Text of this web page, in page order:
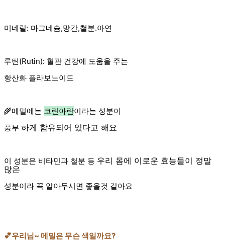
미네랄: 마그네슘,망간,철분.아연
루틴(Rutin): 혈관 건강에 도움을 주는
항산화 플라보노이드
🌾메밀에는 코린아란이라는 성분이
풍부 하게 함유되어 있다고 해요
이 성분은 비타민과 철분 등 우리 몸에 이로운 효능들이 정말
많은
성분이라 꼭 알아두시면 좋을것 같아요
💕우리님~ 메밀은 무슨 색일까요?